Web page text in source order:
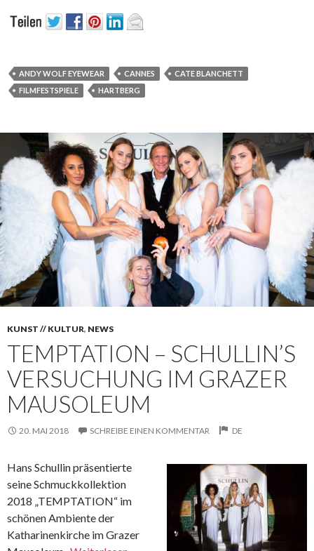
ANDY WOLF EYEWEAR CANNES
CATE BLANCHETT
FILMFESTSPIELE
HARTBERG
KUNST // KULTUR, NEWS
TEMPTATION – SCHULLIN’S
VERSUCHUNG IM GRAZER
MAUSOLEUM
20. MAI 2018 SCHREIBE EINEN KOMMENTAR DE
Hans Schullin präsentierte
seine Schmuckkollektion
2018 „TEMPTATION“ im
schönen Ambiente der
Katharinenkirche im Grazer